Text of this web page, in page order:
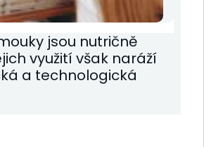
jsou nutričně
využití však naráží
a technologická